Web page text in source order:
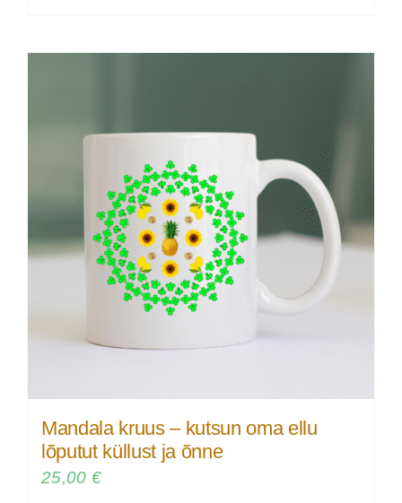
Mandala kruus – kutsun oma ellu
lõputut küllust ja õnne
25,00 €